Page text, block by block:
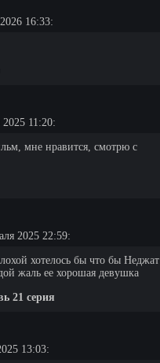
16:33:
2025 11:20:
мне нравится, смотрю с
2025 22:59:
хотелось бы что бы Неджат
жаль ее хорошая девушка
21 серия
13:03: